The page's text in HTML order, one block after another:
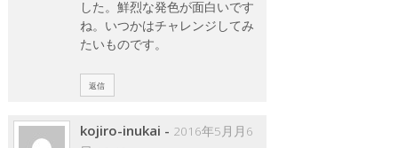
した。鮮烈な発色が面白いです
ね。いつかはチャレンジしてみ
たいものです。
返信
kojiro-inukai - 2016年5月月6